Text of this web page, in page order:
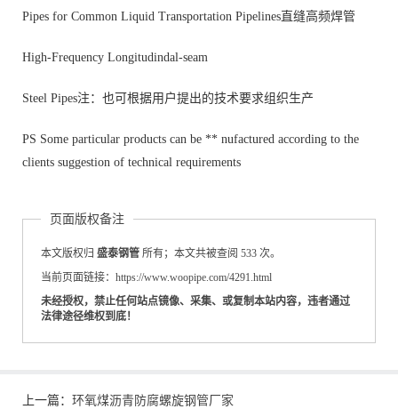
Pipes for Common Liquid Transportation Pipelines直缝高频焊管
High-Frequency Longitudindal-seam
Steel Pipes注：也可根据用户提出的技术要求组织生产
PS Some particular products can be ** nufactured according to the
clients suggestion of technical requirements
页面版权备注
本文版权归 盛泰钢管 所有；本文共被查阅 533 次。
当前页面链接：https://www.woopipe.com/4291.html
未经授权，禁止任何站点镜像、采集、或复制本站内容，违者通过
法律途径维权到底！
上一篇： 环氧煤沥青防腐螺旋钢管厂家